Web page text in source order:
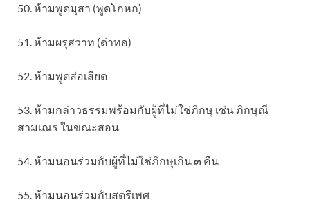
50. ห้ามพูดมุสา (พูดโกหก)
51. ห้ามผรุสวาท (ด่าทอ)
52. ห้ามพูดส่อเสียด
53. ห้ามกล่าวธรรมพร้อมกับผู้ที่ไม่ใช่ภิกษุ เช่น ภิกษุณี
สามเณร ในขณะสอน
54. ห้ามนอนร่วมกับผู้ที่ไม่ใช่ภิกษุเกิน ๓ คืน
55. ห้ามนอนร่วมกับสตรีเพศ